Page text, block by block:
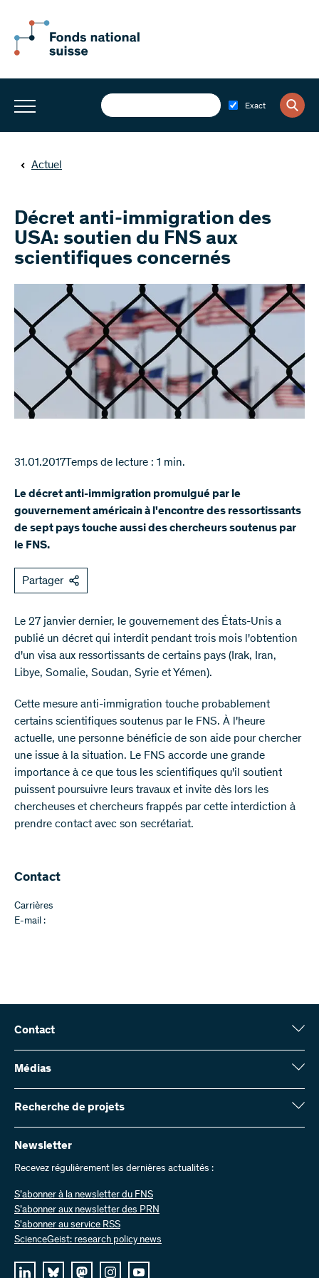
Exact
Actuel
Décret anti-immigration des
USA: soutien du FNS aux
scientifiques concernés
31.01.2017Temps de lecture : 1 min.
Le décret anti-immigration promulgué par le
gouvernement américain à l'encontre des ressortissants
de sept pays touche aussi des chercheurs soutenus par
le FNS.
Partager
Le 27 janvier dernier, le gouvernement des États-Unis a
publié un décret qui interdit pendant trois mois l'obtention
d'un visa aux ressortissants de certains pays (Irak, Iran,
Libye, Somalie, Soudan, Syrie et Yémen).
Cette mesure anti-immigration touche probablement
certains scientifiques soutenus par le FNS. À l'heure
actuelle, une personne bénéficie de son aide pour chercher
une issue à la situation. Le FNS accorde une grande
importance à ce que tous les scientifiques qu'il soutient
puissent poursuivre leurs travaux et invite dès lors les
chercheuses et chercheurs frappés par cette interdiction à
prendre contact avec son secrétariat.
​​Contact
Carrières
E-mail :
Contact
Fonds national suisse (FNS)
Wildhainweg 3
Contactez-nous
Envoyer des factures
Travailler chez nous
Offres d’emploi
Médias
Service de presse
Rapport annuel
Recherche de projets
Vous trouverez ici des informations complètes sur les projets de
recherche et les subsides approuvés par le FNS :
Recherche de projets
Newsletter
Recevez régulièrement les dernières actualités :
S’abonner à la newsletter du FNS
S’abonner aux newsletter des PRN
S'abonner au service RSS
ScienceGeist: research policy news